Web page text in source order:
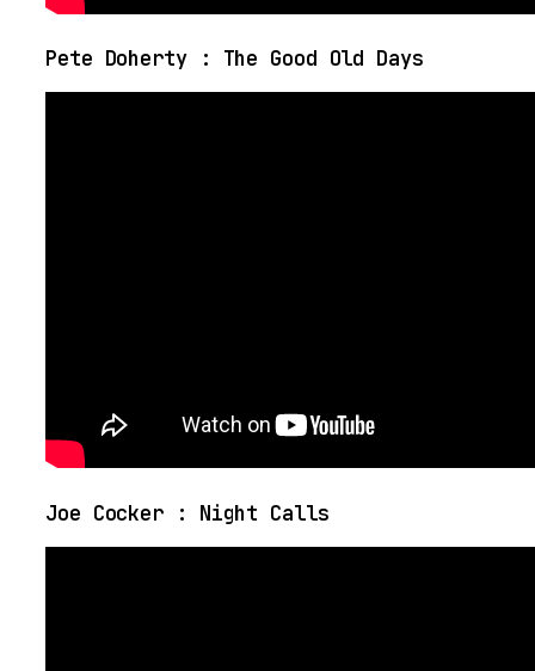
Pete Doherty : The Good Old Days
Joe Cocker : Night Calls